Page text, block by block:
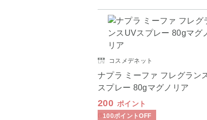
コスメデネット
ナプラ ミーファ フレグラン
スプレー 80gマグノリア
200 ポイント
(900円)
100ポイントOFF